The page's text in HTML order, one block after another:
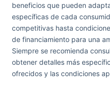
beneficios que pueden
específicas de cada
competitivas hasta
de financiamiento para una
Siempre se recomienda
obtener detalles más
ofrecidos y las condiciones